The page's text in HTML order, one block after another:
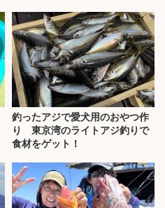
釣ったアジで愛犬用のおやつ作
り 東京湾のライトアジ釣りで
食材をゲット！